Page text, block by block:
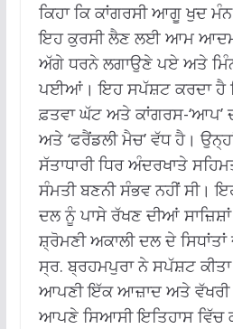
ਕਿਹਾ ਕਿ ਕਾਂਗਰਸੀ ਆਗੂ ਖੁਦ
ਇਹ ਕੁਰਸੀ ਲੈਣ ਲਈ ਆਮ ਆਦਮੀ
ਅੱਗੇ ਧਰਨੇ ਲਗਾਉਣੇ ਪਏ ਅਤੇ
ਪਈਆਂ। ਇਹ ਸਪੱਸ਼ਟ ਕਰਦਾ ਹੈ
ਫ਼ਤਵਾ ਘੱਟ ਅਤੇ ਕਾਂਗਰਸ-‘ਆਪ’
ਅਤੇ ‘ਫਰੈਂਡਲੀ ਮੈਚ’ ਵੱਧ ਹੈ।
ਸੱਤਾਧਾਰੀ ਧਿਰ ਅੰਦਰਖਾਤੇ
ਸੰਮਤੀ ਬਣਨੀ ਸੰਭਵ ਨਹੀਂ ਸੀ।
ਦਲ ਨੂੰ ਪਾਸੇ ਰੱਖਣ ਦੀਆਂ ਸਾਜ਼ਿਸ਼ਾਂ
ਸ਼੍ਰੋਮਣੀ ਅਕਾਲੀ ਦਲ ਦੇ
ਸ੍ਰ. ਬ੍ਰਹਮਪੁਰਾ ਨੇ ਸਪੱਸ਼ਟ ਕੀਤਾ
ਆਪਣੀ ਇੱਕ ਆਜ਼ਾਦ ਅਤੇ ਵੱਖਰੀ
ਆਪਣੇ ਸਿਆਸੀ ਇਤਿਹਾਸ ਵਿੱਚ